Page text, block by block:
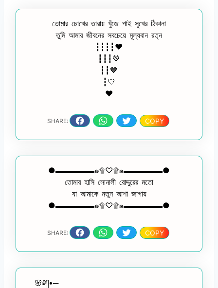
তোমার চোখের তারায় খুঁজে পাই সুখের ঠিকানা
তুমি আমার জীবনের সবচেয়ে মূল্যবান রত্ন
┇┇┇┇♥️
┇┇┇💚
┇┇💙
┇💛
❤️
SHARE: COPY
●▬▬▬▬▬๑۩♡۩๑▬▬▬▬▬●
তোমার হাসি সোনালী রোদ্দুরের মতো
যা আমাকে নতুন আশা জাগায়
●▬▬▬▬▬๑۩♡۩๑▬▬▬▬▬●
SHARE: COPY
🌸༅༎•─